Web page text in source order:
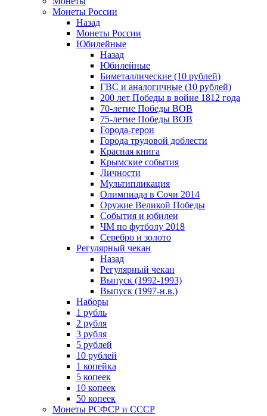
Монеты России
Назад
Монеты России
Юбилейные
Назад
Юбилейные
Биметаллические (10 рублей)
ГВС и аналогичные (10 рублей)
200 лет Победы в войне 1812 года
70-летие Победы ВОВ
75-летие Победы ВОВ
Города-герои
Города трудовой доблести
Красная книга
Крымские события
Личности
Мультипликация
Олимпиада в Сочи 2014
Оружие Великой Победы
События и юбилеи
ЧМ по футболу 2018
Серебро и золото
Регулярный чекан
Назад
Регулярный чекан
Выпуск (1992-1993)
Выпуск (1997-н.в.)
Наборы
1 рубль
2 рубля
3 рубля
5 рублей
10 рублей
1 копейка
5 копеек
10 копеек
50 копеек
Монеты РСФСР и СССР